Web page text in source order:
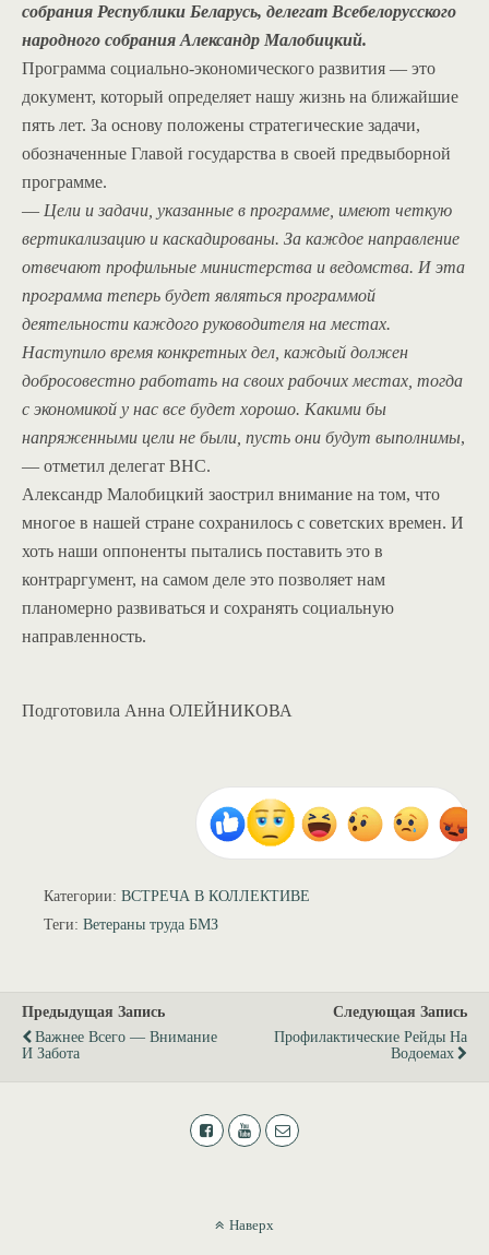
собрания Республики Беларусь, делегат Всебелорусского
народного собрания Александр Малобицкий.
Программа социально-экономического развития — это
документ, который определяет нашу жизнь на ближайшие
пять лет. За основу положены стратегические задачи,
обозначенные Главой государства в своей предвыборной
программе.
— Цели и задачи, указанные в программе, имеют четкую
вертикализацию и каскадированы. За каждое направление
отвечают профильные министерства и ведомства. И эта
программа теперь будет являться программой
деятельности каждого руководителя на местах.
Наступило время конкретных дел, каждый должен
добросовестно работать на своих рабочих местах, тогда
с экономикой у нас все будет хорошо. Какими бы
напряженными цели не были, пусть они будут выполнимы,
— отметил делегат ВНС.
Александр Малобицкий заострил внимание на том, что
многое в нашей стране сохранилось с советских времен. И
хоть наши оппоненты пытались поставить это в
контраргумент, на самом деле это позволяет нам
планомерно развиваться и сохранять социальную
направленность.
Подготовила Анна ОЛЕЙНИКОВА
Категории: ВСТРЕЧА В КОЛЛЕКТИВЕ
Теги: Ветераны труда БМЗ
Предыдущая Запись
Важнее Всего — Внимание
И Забота
Следующая Запись
Профилактические Рейды На
Водоемах
Наверх